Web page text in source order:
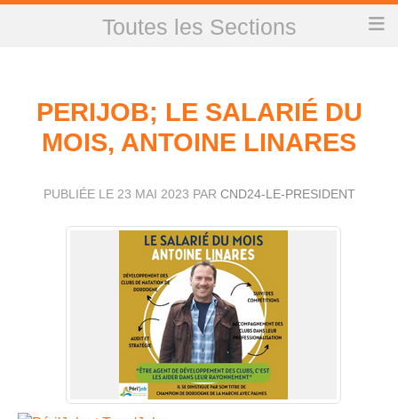
Toutes les Sections
PERIJOB; Le salarié du mois, Antoine LINARES
PERIJOB; LE SALARIÉ DU
MOIS, ANTOINE LINARES
PUBLIÉE LE 23 MAI 2023 PAR CND24-LE-PRESIDENT